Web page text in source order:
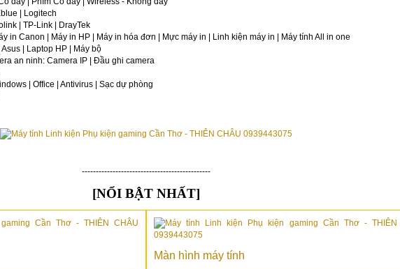
| Logitech
| TP-Link | DrayTek
in Canon | Máy in HP | Máy in hóa đơn | Mực máy in | Linh kiện máy in | Máy tính All in one
Asus | Laptop HP | Máy bộ
an ninh: Camera IP | Đầu ghi camera
| Office | Antivirus | Sạc dự phòng
----------------------------------------------
[NỔI BẬT NHẤT]
Màn hình máy tính